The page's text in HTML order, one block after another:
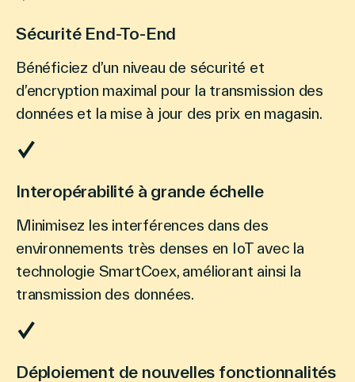
Sécurité End-To-End
Bénéficiez d’un niveau de sécurité et
d’encryption maximal pour la transmission des
données et la mise à jour des prix en magasin.
Interopérabilité à grande échelle
Minimisez les interférences dans des
environnements très denses en IoT avec la
technologie SmartCoex, améliorant ainsi la
transmission des données.
Déploiement de nouvelles fonctionnalités